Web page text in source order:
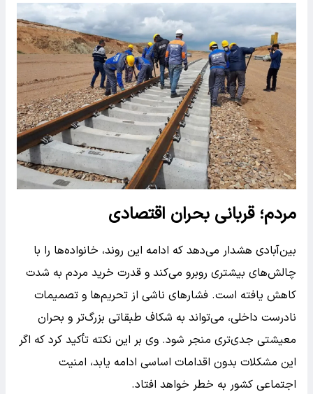
مردم؛ قربانی بحران اقتصادی
بین‌آبادی هشدار می‌دهد که ادامه این روند، خانواده‌ها را با
چالش‌های بیشتری روبرو می‌کند و قدرت خرید مردم به شدت
کاهش یافته است. فشارهای ناشی از تحریم‌ها و تصمیمات
نادرست داخلی، می‌تواند به شکاف طبقاتی بزرگ‌تر و بحران
معیشتی جدی‌تری منجر شود. وی بر این نکته تأکید کرد که اگر
این مشکلات بدون اقدامات اساسی ادامه یابد، امنیت
اجتماعی کشور به خطر خواهد افتاد.